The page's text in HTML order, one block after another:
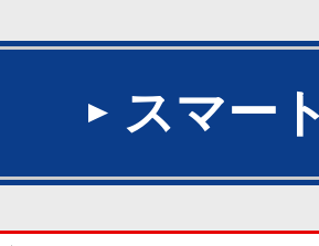
スマー